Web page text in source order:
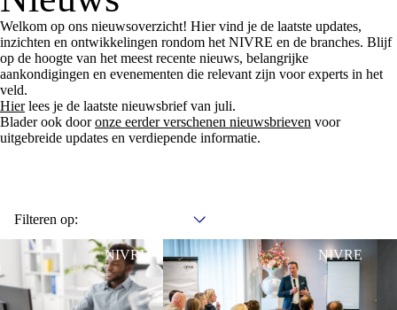
Welkom op ons nieuwsoverzicht! Hier vind je de laatste updates,
inzichten en ontwikkelingen rondom het NIVRE en de branches. Blijf
op de hoogte van het meest recente nieuws, belangrijke
aankondigingen en evenementen die relevant zijn voor experts in het
veld.
Hierlees je de laatste nieuwsbrief van juli.
Blader ook dooronze eerder verschenen nieuwsbrieven voor
uitgebreide updates en verdiepende informatie.
Filteren op:
NIVRE NIVRE